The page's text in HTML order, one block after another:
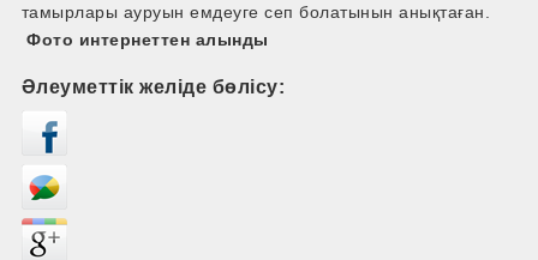
тамырлары ауруын емдеуге сеп болатынын анықтаған.
Фото интернеттен алынды
Әлеуметтік желіде бөлісу: